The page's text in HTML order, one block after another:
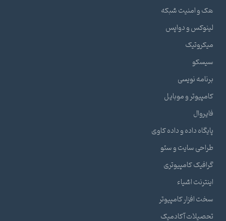
هک و امنیت شبکه
لینوکس و دواپس
میکروتیک
سیسکو
برنامه نویسی
کامپیوتر و موبایل
فایروال
پایگاه داده و داده کاوی
طراحی سایت و سئو
گرافیک کامپیوتری
اینترنت اشیاء
سخت افزار کامپیوتر
تحصیلات آکادمیک